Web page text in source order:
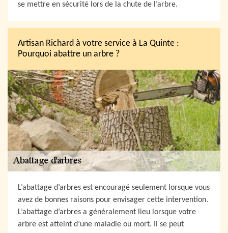
se mettre en sécurité lors de la chute de l’arbre.
Artisan Richard à votre service à La Quinte :
Pourquoi abattre un arbre ?
L’abattage d’arbres est encouragé seulement lorsque vous
avez de bonnes raisons pour envisager cette intervention.
L’abattage d’arbres a généralement lieu lorsque votre
arbre est atteint d’une maladie ou mort. Il se peut